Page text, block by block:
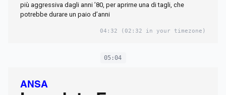
più aggressiva dagli anni ’80, per aprirne una di tagli, che
potrebbe durare un paio d’anni
04:32 (02:32 in your timezone)
05:04
ANSA